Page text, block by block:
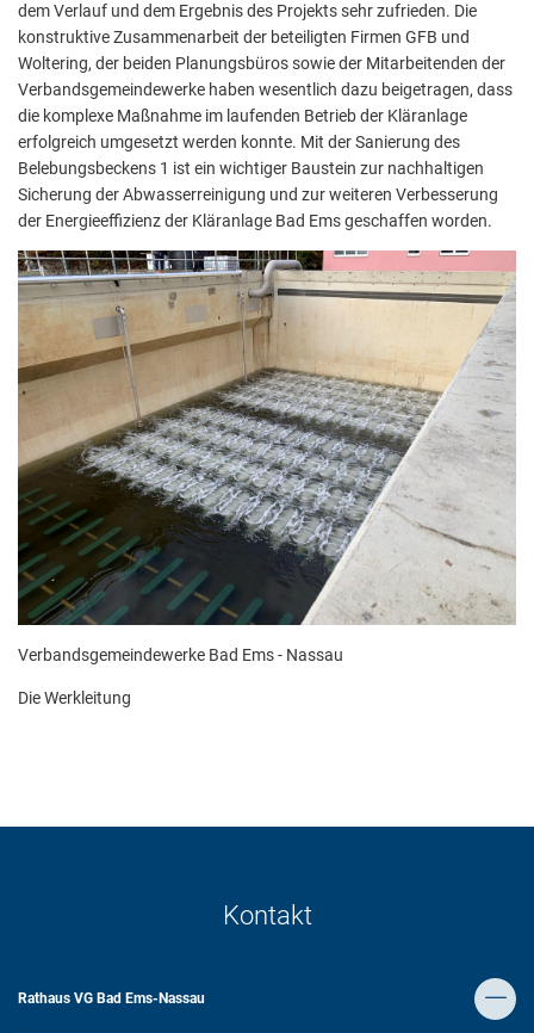
dem Verlauf und dem Ergebnis des Projekts sehr zufrieden. Die
konstruktive Zusammenarbeit der beteiligten Firmen GFB und
Woltering, der beiden Planungsbüros sowie der Mitarbeitenden der
Verbandsgemeindewerke haben wesentlich dazu beigetragen, dass
die komplexe Maßnahme im laufenden Betrieb der Kläranlage
erfolgreich umgesetzt werden konnte. Mit der Sanierung des
Belebungsbeckens 1 ist ein wichtiger Baustein zur nachhaltigen
Sicherung der Abwasserreinigung und zur weiteren Verbesserung
der Energieeffizienz der Kläranlage Bad Ems geschaffen worden.
Verbandsgemeindewerke Bad Ems - Nassau
Die Werkleitung
Kontakt
Rathaus VG Bad Ems-Nassau